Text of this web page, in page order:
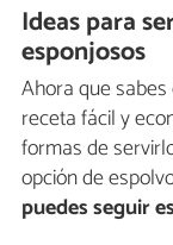
Ideas para
esponjosos
Ahora que
receta fácil y
formas de
opción de
puedes seguir